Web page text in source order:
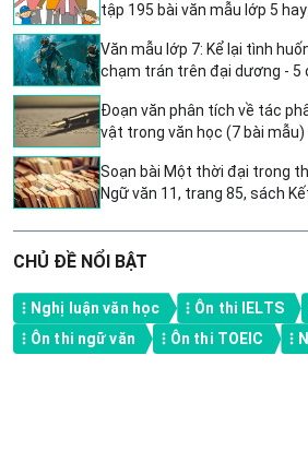
tập 195 bài văn mẫu lớp 5
Văn mẫu lớp 7: Kể lại tình
chạm trán trên đại dương - 5
Đoạn văn phân tích về tác
vật trong văn học (7 bài
Soạn bài Một thời đại trong
Ngữ văn 11, trang 85, sách
CHỦ ĐỀ NỔI BẬT
Nghị luận văn học Ôn thi IELTS
Ôn thi ngữ văn
Ôn thi TOEIC